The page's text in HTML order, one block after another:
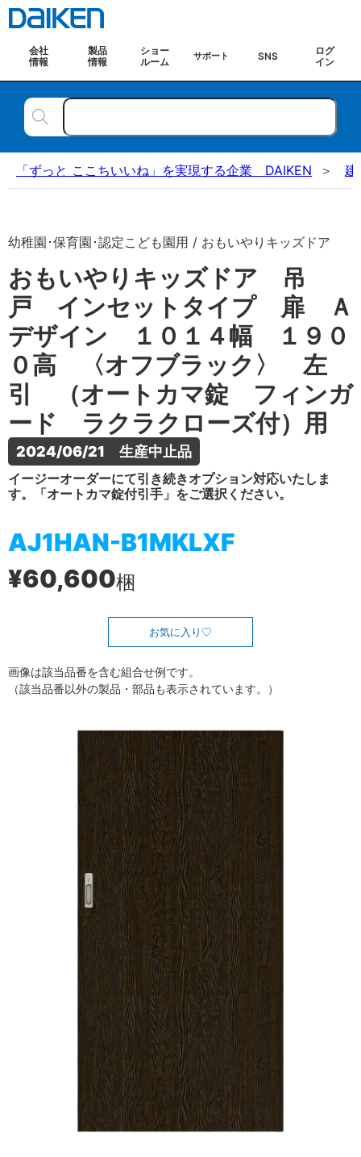
会社
情報
製品
情報
ショー
ルーム
サポート SNS
ログ
イン
「ずっと ここちいいね」を実現する企業 DAIKEN 建
幼稚園･保育園･認定こども園用 / おもいやりキッズドア
おもいやりキッズドア 吊
戸 インセットタイプ 扉 Ａ
デザイン １０１４幅 １９０
０高 〈オフブラック〉 左
引 （オートカマ錠 フィンガ
ード ラクラクローズ付）用
2024/06/21　生産中止品
イージーオーダーにて引き続きオプション対応いたしま
す。「オートカマ錠付引手」をご選択ください。
AJ1HAN-B1MKLXF
¥60,600梱
お気に入り
画像は該当品番を含む組合せ例です。
（該当品番以外の製品・部品も表示されています。）